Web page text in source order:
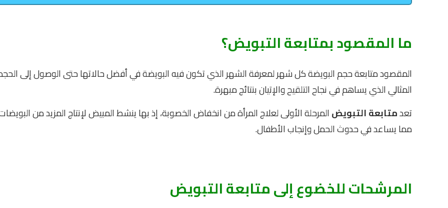
ما المقصود بمتابعة التبويض؟
المقصود متابعة حجم البويضة كل شهر لمعرفة الشهر الذي تكون فيه البويضة في أفضل حالاتها حتى الوصول إلى
المثالي الذي يساهم في نجاح التلقيح والإتيان بنتائج مبهرة.
تعدمتابعة التبويض المرحلة الأولى لعلاج المرأة من انخفاض الخصوبة، إذ بها ينشط المبيض لإنتاج المزيد من
مما يساعد في حدوث الحمل وإنجاب الأطفال.
المرشحات للخضوع إلى متابعة التبويض